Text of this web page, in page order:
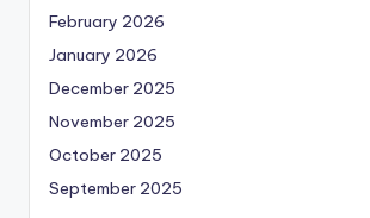
February 2026
January 2026
December 2025
November 2025
October 2025
September 2025